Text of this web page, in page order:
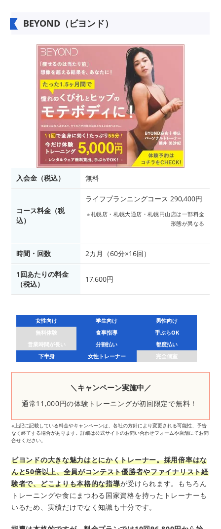
BEYOND（ビヨンド）
入会金（税込） 無料
コース料金（税
込）
ライフプランニングコース 290,400円
※札幌店・札幌大通店・札幌円山店は一部料金
形態が異なる
時間・回数 2カ月（60分×16回）
1回あたりの料金
（税込）
17,600円
女性向け 学生向け
男性向け
無料体験
食事指導
手ぶらOK
営業時間が長い
分割払い
都度払い
下半身
女性トレーナー 完全個室
＼キャンペーン実施中／
通常11,000円の体験トレーニングが初回限定で無料！
※上記に記載している料金やキャンペーンは、各社の方針により変更される可能性、予告
なく終了する場合があります。詳細は公式サイトのお問い合わせフォームや店舗にてお問
合せください。
ビヨンドの大きな魅力はとにかくトレーナー。採用倍率はな
んと50倍以上、全員がコンテスト優勝者やファイナリスト経
験者で、どこよりも本格的な指導が受けられます。もちろん
トレーニングや食にまつわる国家資格を持ったトレーナーも
いるため、実績だけでなく知識も十分です。